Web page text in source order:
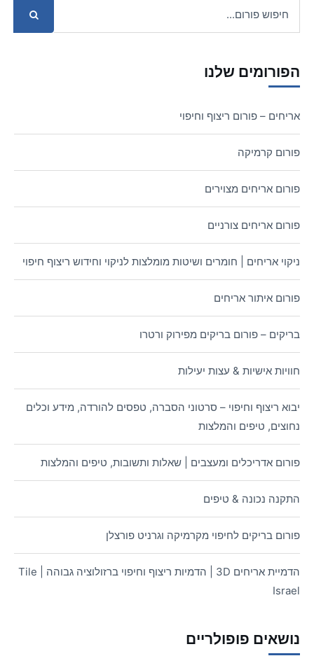
הפורומים שלנו
אריחים – פורום ריצוף וחיפוי
פורום קרמיקה
פורום אריחים מצוירים
פורום אריחים צורניים
ניקוי אריחים | חומרים ושיטות מומלצות לניקוי וחידוש ריצוף חיפוי
פורום איתור אריחים
בריקים – פורום בריקים מפירוק ורטרו
חוויות אישיות & עצות יעילות
יבוא ריצוף וחיפוי – סרטוני הסברה, טפסים להורדה, מידע וכלים
נחוצים, טיפים והמלצות
פורום אדריכלים ומעצבים | שאלות ותשובות, טיפים והמלצות
התקנה נכונה & טיפים
פורום בריקים לחיפוי מקרמיקה וגרניט פורצלן
הדמיית אריחים 3D | הדמיות ריצוף וחיפוי ברזולוציה גבוהה | Tile
Israel
נושאים פופולריים